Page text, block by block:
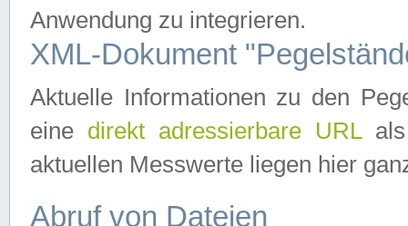
Anwendung zu integrieren.
XML-Dokument
Aktuelle Informationen zu den
eine direkt adressierbare URLals
aktuellen Messwerte liegen hier
Abruf von Dateien